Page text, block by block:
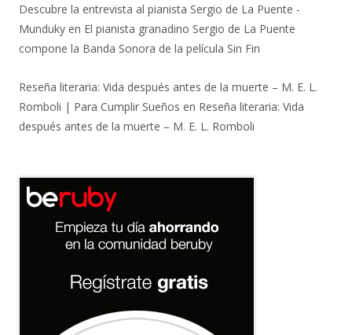
Descubre la entrevista al pianista Sergio de La Puente -
Munduky en El pianista granadino Sergio de La Puente
compone la Banda Sonora de la película Sin Fin
Reseña literaria: Vida después antes de la muerte – M. E. L.
Romboli | Para Cumplir Sueños en Reseña literaria: Vida
después antes de la muerte – M. E. L. Romboli